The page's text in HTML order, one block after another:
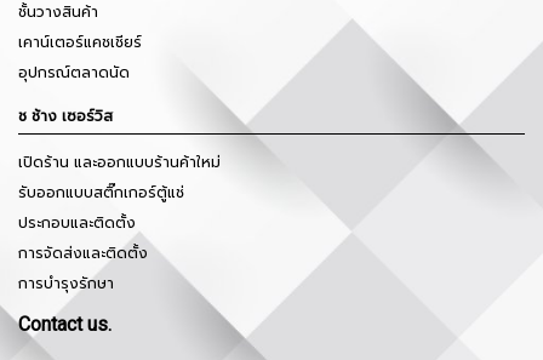
ชั้นวางสินค้า
เคาน์เตอร์แคชเชียร์
อุปกรณ์ตลาดนัด
ช ช้าง เซอร์วิส
เปิดร้าน และออกแบบร้านค้าใหม่
รับออกแบบสติ๊กเกอร์ตู้แช่
ประกอบและติดตั้ง
การจัดส่งและติดตั้ง
การบำรุงรักษา
Contact us.